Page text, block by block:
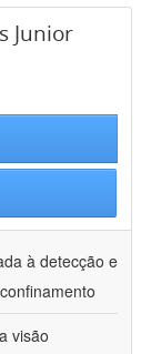
Junior
à detecção e
visão